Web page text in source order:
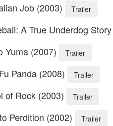
Job (2003) Trailer
A True Underdog
Yuma (2007)
Trailer
Panda (2008) Trailer
of Rock (2003) Trailer
Perdition (2002) Trailer